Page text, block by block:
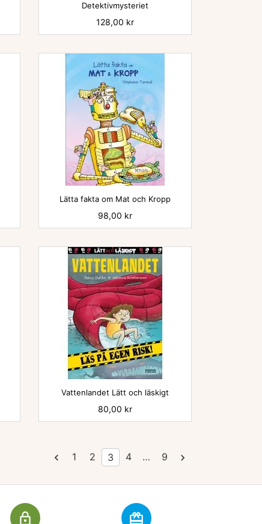
Detektivmysteriet
Pris
128,00 kr

Lätta fakta om Mat och Kropp
Pris
98,00 kr

Vattenlandet Lätt och läskigt
Pris
80,00 kr
 1 2 3 4 … 9 
lock_outline redeem